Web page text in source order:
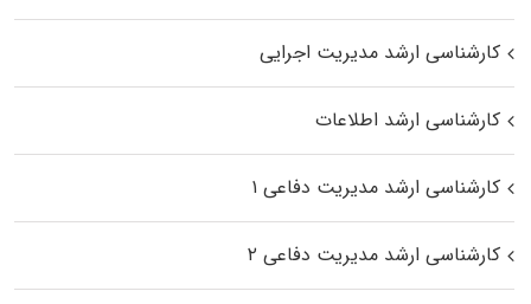
کارشناسی ارشد مدیریت اجرایی
کارشناسی ارشد اطلاعات
کارشناسی ارشد مدیریت دفاعی ۱
کارشناسی ارشد مدیریت دفاعی ۲